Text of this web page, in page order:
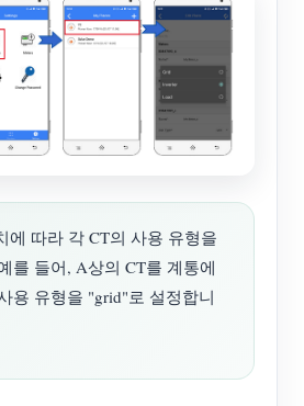
에 따라 각 CT의 사용 유형을
를 들어, A상의 CT를 계통에
용 유형을 "grid"로 설정합니